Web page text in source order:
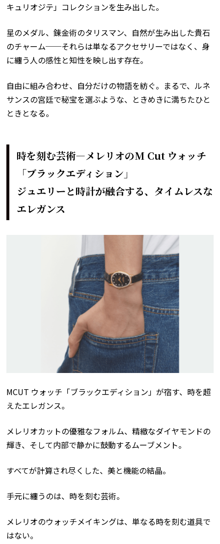
キュリオジテ」コレクションを生み出した。
星のメダル、錬金術のタリスマン、自然が生み出した貴石
のチャーム──それらは単なるアクセサリーではなく、身
に纏う人の感性と知性を映し出す存在。
自由に組み合わせ、自分だけの物語を紡ぐ。まるで、ルネ
サンスの宮廷で秘宝を選ぶような、ときめきに満ちたひと
ときとなる。
時を刻む芸術―メレリオのM Cut ウォッチ
「ブラックエディション」
ジュエリーと時計が融合する、タイムレスな
エレガンス
MCUT ウォッチ「ブラックエディション」が宿す、時を超
えたエレガンス。
メレリオカットの優雅なフォルム、精緻なダイヤモンドの
輝き、そして内部で静かに鼓動するムーブメント。
すべてが計算され尽くした、美と機能の結晶。
手元に纏うのは、時を刻む芸術。
メレリオのウォッチメイキングは、単なる時を刻む道具で
はない。